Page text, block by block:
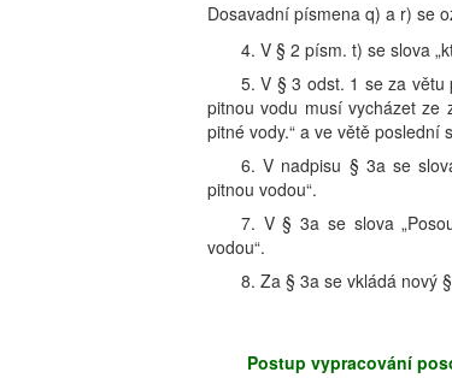
Dosavadní písmena q) a r) se
4. V § 2 písm. t) se slova
5. V § 3 odst. 1 se za větu
pitnou vodu musí vycházet ze
pitné vody.“ a ve větě poslední
6. V nadpisu § 3a se
pitnou vodou“.
7. V § 3a se slova
vodou“.
8. Za § 3a se vkládá nový
Postup vypracování